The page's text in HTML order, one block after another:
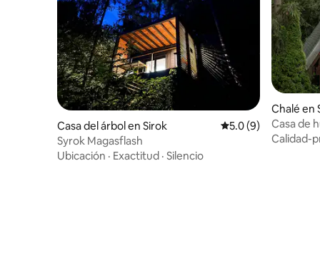
Casa del árbol en Sirok Calificación
5.0 (9)
Syrok Magasflash
Ubicación · Exactitud · Silencio
Chalé en
Casa de
Calidad-